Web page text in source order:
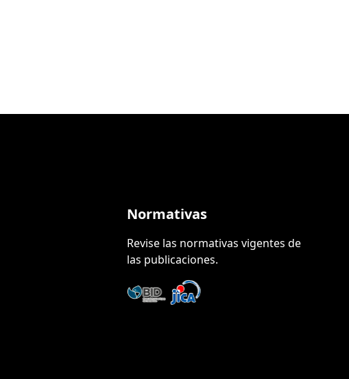
Normativas
Revise las normativas vigentes de
las publicaciones.